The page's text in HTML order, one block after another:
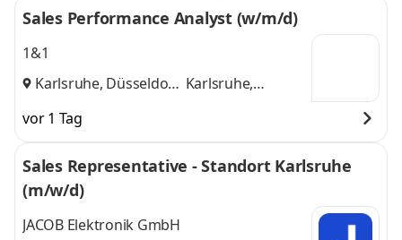
Sales Performance Analyst (w/m/d)
1&1
Karlsruhe, Düsseldorf Karlsruhe,
vor 1 Tag
Sales Representative - Standort Karlsruhe
(m/w/d)
JACOB Elektronik GmbH